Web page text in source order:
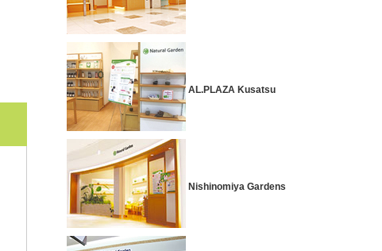
AL.PLAZA Kusatsu
Nishinomiya Gardens